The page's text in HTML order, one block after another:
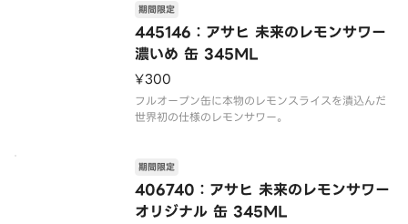
発売から果物のおいしさを引き出すことに向き合っ
てきた「-196」だからこそできる「晴れ晴れとした
気持ちになれる」新しいチ
445146：アサヒ 未来のレモンサワー
濃いめ 缶 345ML
期間限定
¥300
フルオープン缶に本物のレモンスライスを漬込んだ
世界初の仕様のレモンサワー。
406740：アサヒ 未来のレモンサワー
オリジナル 缶 345ML
期間限定